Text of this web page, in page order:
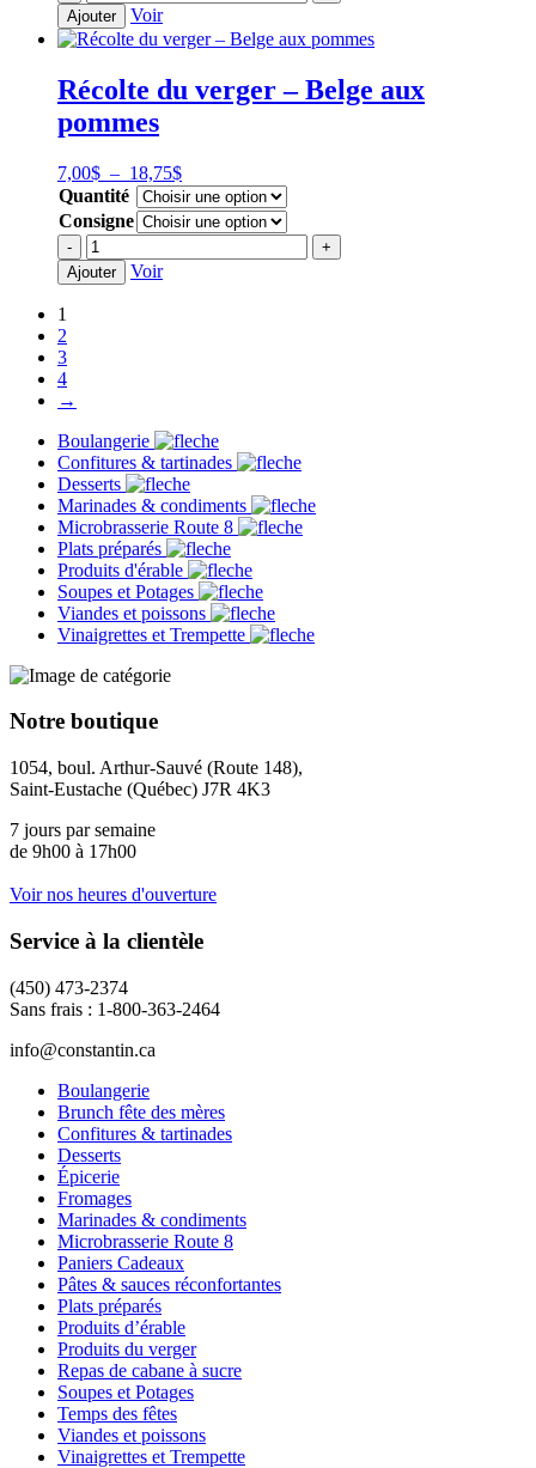
6,75$
18,75$
de
La
Diane
Ale
Rousse
Ajouter Voir
Récolte du verger – Belge aux
pommes
7,00$ – 18,75$Plage
de
prix :
7,00$
à
Quantité
Consigne
-
quantité
de
Récolte
+
Ajouter
Voir
1
2
3
4
→
Boulangerie
Confitures & tartinades
Desserts
Marinades & condiments
Microbrasserie Route 8
Plats préparés
Produits d'érable
Soupes et Potages
Viandes et poissons
Vinaigrettes et Trempette
Notre boutique
1054, boul. Arthur-Sauvé (Route 148),
Saint-Eustache (Québec) J7R 4K3
7 jours par semaine
de 9h00 à 17h00
Voir nos heures d'ouverture
Service à la clientèle
(450) 473-2374
Sans frais : 1-800-363-2464
info@constantin.ca
Boulangerie
Brunch fête des mères
Confitures & tartinades
Desserts
Épicerie
Fromages
Marinades & condiments
Microbrasserie Route 8
Paniers Cadeaux
Pâtes & sauces réconfortantes
Plats préparés
Produits d’érable
Produits du verger
Repas de cabane à sucre
Soupes et Potages
Temps des fêtes
Viandes et poissons
Vinaigrettes et Trempette